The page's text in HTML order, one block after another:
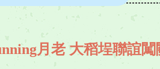
月老 大稻埕聯誼闖